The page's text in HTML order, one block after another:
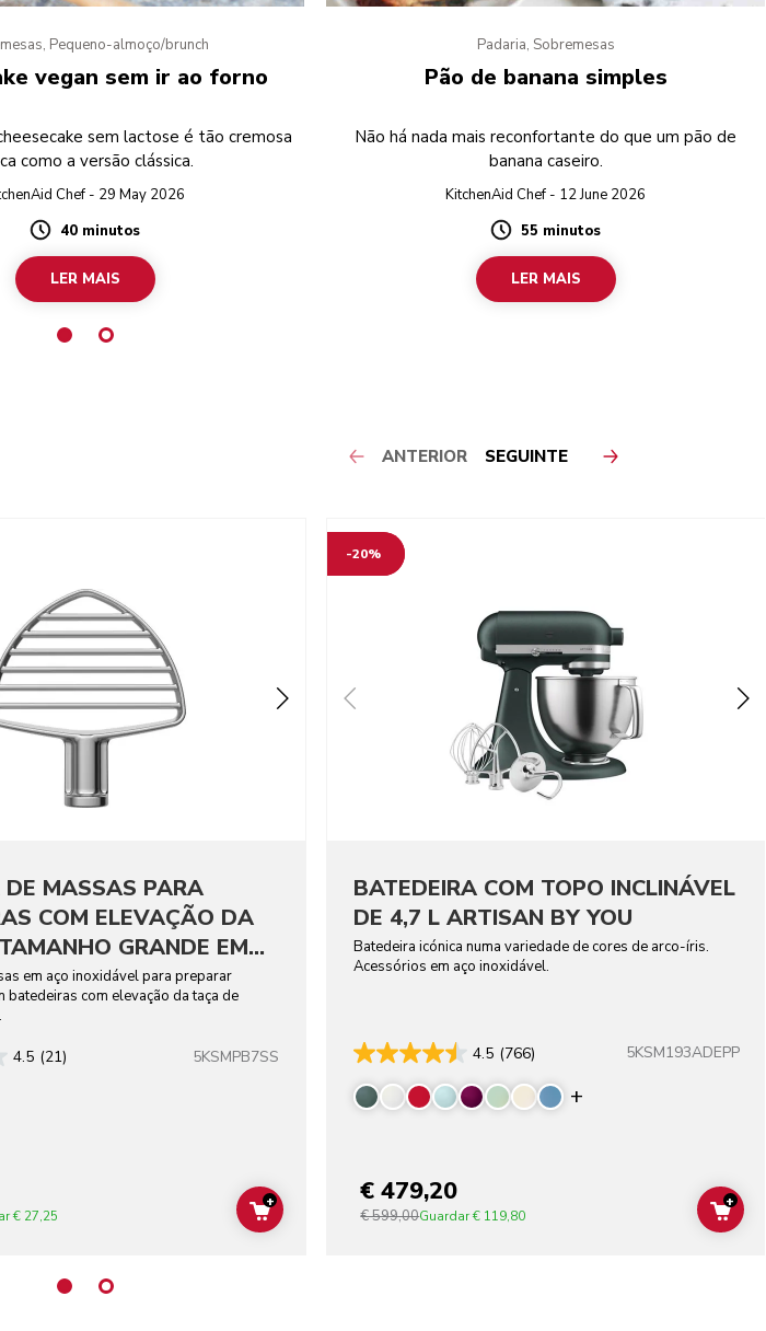
Pequeno-almoço/brunch
vegan sem ir ao forno
sem lactose é tão cremosa
como a versão clássica.
Chef - 29 May 2026
Duration
40 minutos
LER MAIS
Padaria, Sobremesas
Pão de banana simples
Não há nada mais reconfortante do que um pão de
banana caseiro.
KitchenAid Chef - 12 June 2026
Duration
55 minutos
LER MAIS
ANTERIOR SEGUINTE
DE MASSAS PARA
COM ELEVAÇÃO DA
GRANDE EM
em aço inoxidável para preparar
batedeiras com elevação da taça de
4.5 (21) 5KSMPB7SS
€ 27,25 ADD TO CART
+
-20%
BATEDEIRA COM TOPO INCLINÁVEL
DE 4,7 L ARTISAN BY YOU
Batedeira icónica numa variedade de cores de arco-íris.
Acessórios em aço inoxidável.
4.5 (766) 5KSM193ADEPP
Display more
€ 479,20
€ 599,00Guardar€ 119,80
+